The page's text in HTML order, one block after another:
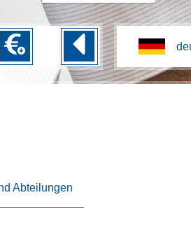
Abteilungen